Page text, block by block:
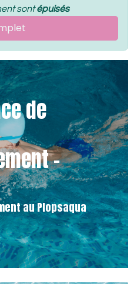
sontépuisés
de
-
au Plopsaqua